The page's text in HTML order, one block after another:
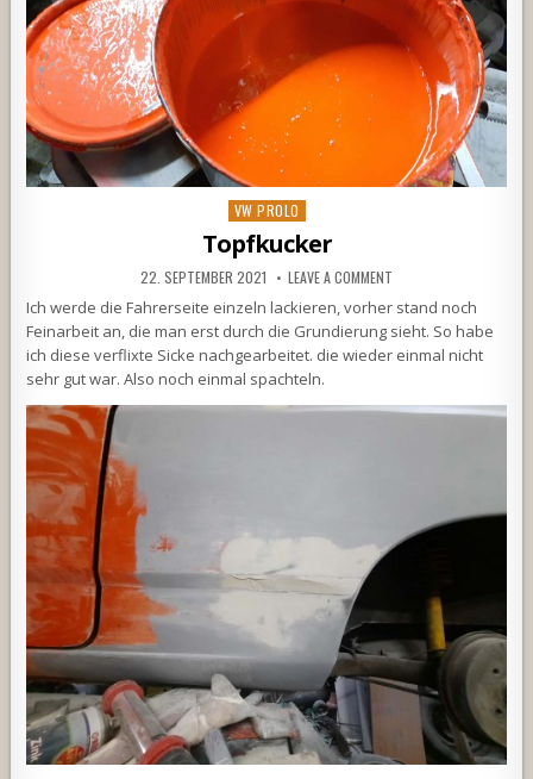
Posted
VW PROLO
Topfkucker
22. SEPTEMBER 2021 LEAVE A COMMENT
Ich werde die Fahrerseite einzeln lackieren, vorher stand noch
Feinarbeit an, die man erst durch die Grundierung sieht. So habe
ich diese verflixte Sicke nachgearbeitet. die wieder einmal nicht
sehr gut war. Also noch einmal spachteln.